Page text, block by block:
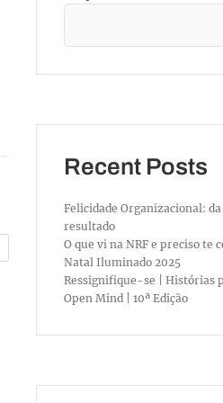
Recent Posts
Felicidade Organizacional:
resultado
O que vi na NRF e preciso te
Natal Iluminado 2025
Ressignifique-se | Histórias
Open Mind | 10ª Edição